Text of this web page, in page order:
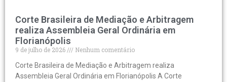
Corte Brasileira de Mediação e Arbitragem
realiza Assembleia Geral Ordinária em
Florianópolis
9 de julho de 2026
Nenhum comentário
Corte Brasileira de Mediação e Arbitragem realiza
Assembleia Geral Ordinária em Florianópolis A Corte